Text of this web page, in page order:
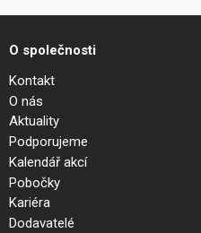
O společnosti
Kontakt
O nás
Aktuality
Podporujeme
Kalendář akcí
Pobočky
Kariéra
Dodavatelé